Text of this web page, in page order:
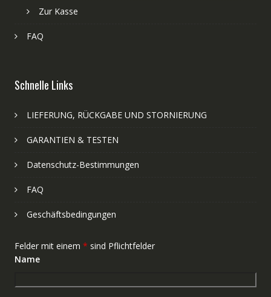
Zur Kasse
FAQ
Schnelle Links
LIEFERUNG, RÜCKGABE UND STORNIERUNG
GARANTIEN & TESTEN
Datenschutz-Bestimmungen
FAQ
Geschäftsbedingungen
Felder mit einem * sind Pflichtfelder
Name